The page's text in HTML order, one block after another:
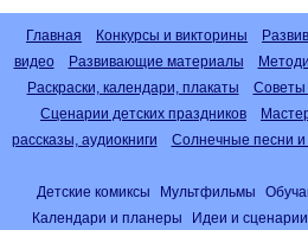
Главная Конкурсы и викторины
видео
Развивающие материалы
Раскраски, календари, плакаты
Советы
Сценарии детских праздников
рассказы, аудиокниги
Солнечные песни и
Детские комиксы Мультфильмы
Календари и планеры
Идеи и